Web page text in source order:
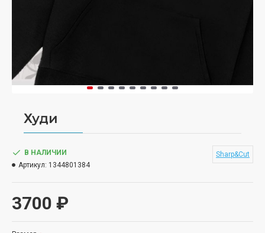
Худи
3700 ₽
В НАЛИЧИИ
Артикул: 1344801384
Sharp&Cut